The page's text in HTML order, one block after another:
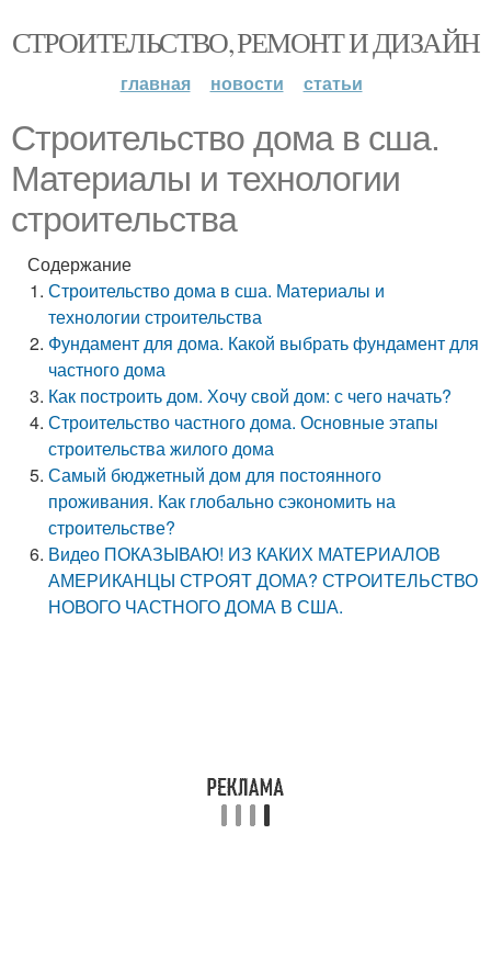
СТРОИТЕЛЬСТВО, РЕМОНТ И ДИЗАЙН
главная новости статьи
Строительство дома в сша.
Материалы и технологии
строительства
Содержание
Строительство дома в сша. Материалы и
технологии строительства
Фундамент для дома. Какой выбрать фундамент для
частного дома
Как построить дом. Хочу свой дом: с чего начать?
Строительство частного дома. Основные этапы
строительства жилого дома
Самый бюджетный дом для постоянного
проживания. Как глобально сэкономить на
строительстве?
Видео ПОКАЗЫВАЮ! ИЗ КАКИХ МАТЕРИАЛОВ
АМЕРИКАНЦЫ СТРОЯТ ДОМА? СТРОИТЕЛЬСТВО
НОВОГО ЧАСТНОГО ДОМА В США.